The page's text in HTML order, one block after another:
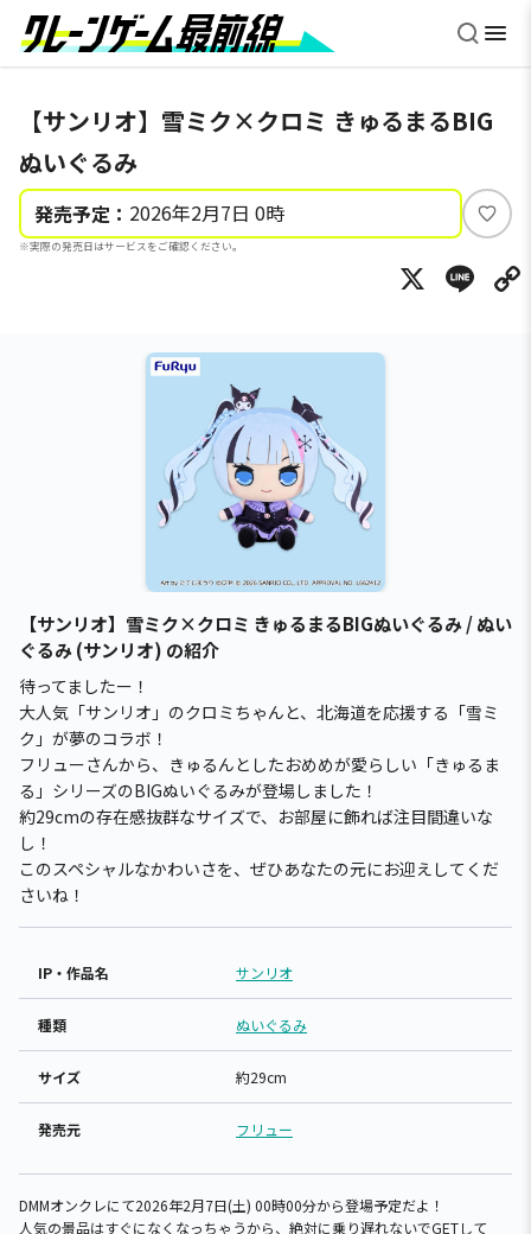
【サンリオ】雪ミク×クロミ きゅるまるBIG
ぬいぐるみ
発売予定： 2026年2月7日 0時
※実際の発売日はサービスをご確認ください。
い
ね
X
【サンリオ】雪ミク×クロミ きゅるまるBIGぬいぐるみ / ぬい
ぐるみ (サンリオ) の紹介
待ってましたー！
大人気「サンリオ」のクロミちゃんと、北海道を応援する「雪ミ
ク」が夢のコラボ！
フリューさんから、きゅるんとしたおめめが愛らしい「きゅるま
る」シリーズのBIGぬいぐるみが登場しました！
約29cmの存在感抜群なサイズで、お部屋に飾れば注目間違いな
し！
このスペシャルなかわいさを、ぜひあなたの元にお迎えしてくだ
さいね！
IP・作品名 サンリオ
種類 ぬいぐるみ
サイズ 約29cm
発売元 フリュー
DMMオンクレにて2026年2月7日(土) 00時00分から登場予定だよ！
人気の景品はすぐになくなっちゃうから、絶対に乗り遅れないでGETして